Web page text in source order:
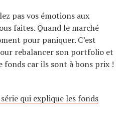
pas vos émotions aux
faites. Quand le marché
pour paniquer. C’est
rebalancer son portfolio et
fonds car ils sont à bons prix !
qui explique les fonds